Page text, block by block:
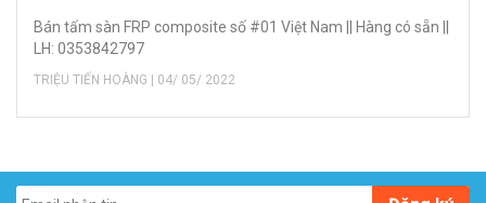
Bán tấm sàn FRP composite số #01 Việt Nam || Hàng có sẵn ||
LH: 0353842797
TRIỆU TIẾN HOÀNG | 04/ 05/ 2022